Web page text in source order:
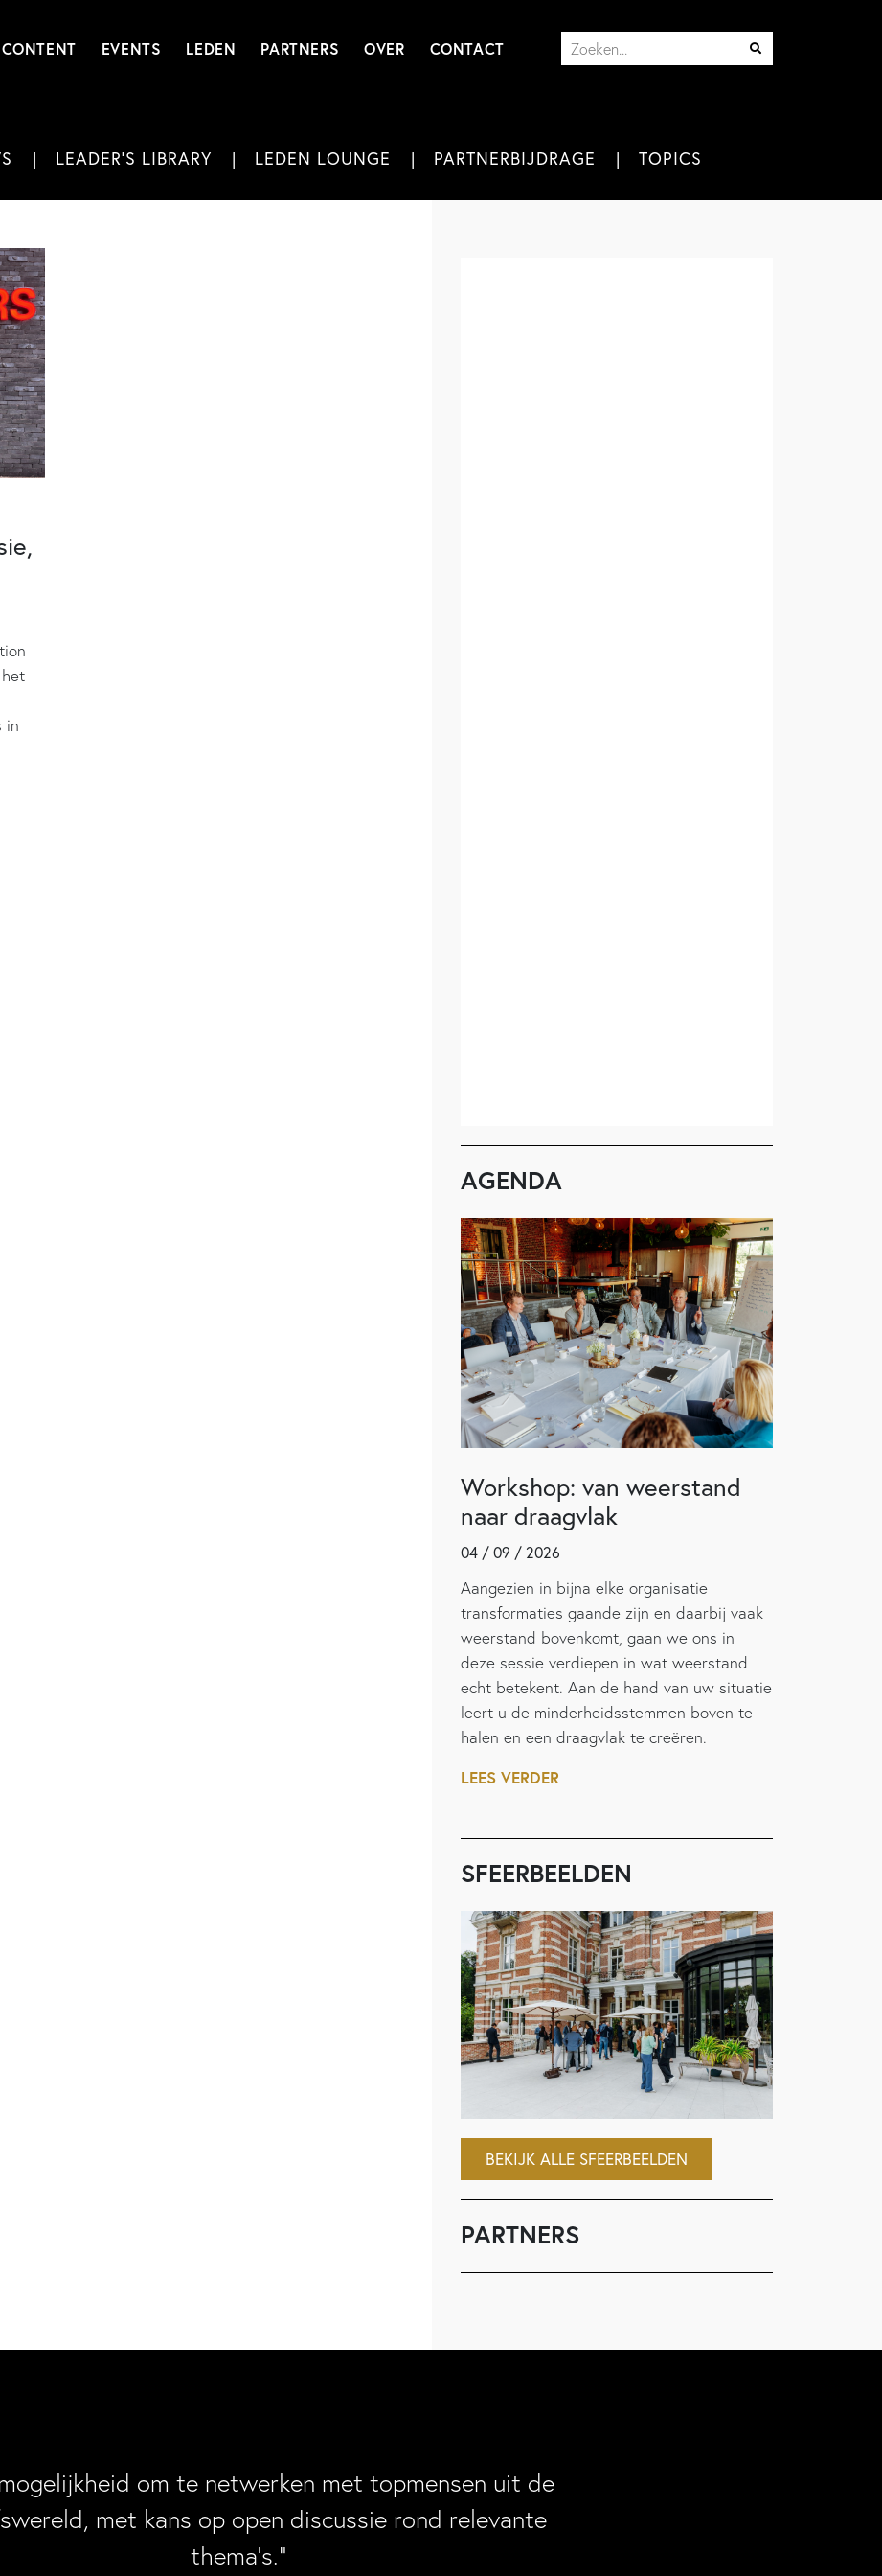
CONTENT EVENTS LEDEN PARTNERS OVER CONTACT
LEADER'S LIBRARY LEDEN LOUNGE PARTNERBIJDRAGE TOPICS
in
AGENDA
Workshop: van weerstand
naar draagvlak
04 / 09 / 2026
Aangezien in bijna elke organisatie
transformaties gaande zijn en daarbij vaak
weerstand bovenkomt, gaan we ons in
deze sessie verdiepen in wat weerstand
echt betekent. Aan de hand van uw situatie
leert u de minderheidsstemmen boven te
halen en een draagvlak te creëren.
LEES VERDER
SFEERBEELDEN
BEKIJK ALLE SFEERBEELDEN
PARTNERS
om te netwerken met topmensen uit de
met kans op open discussie rond relevante
thema’s.”